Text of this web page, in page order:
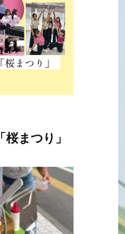
まつり」